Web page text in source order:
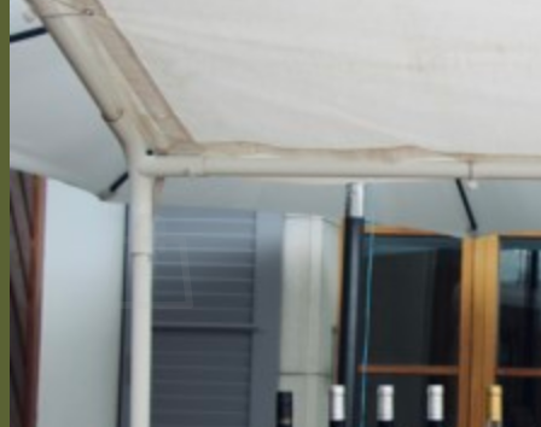
Cépages
Travaux de la vigne
Cycle végétatif
Vinification
Bouteille personnalisée
Presse
CONTACT
Se connecter / S’inscrire
CHF0.00